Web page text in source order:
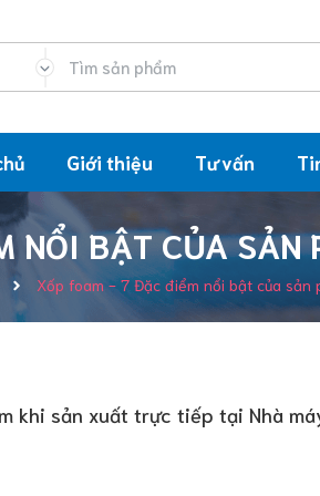
Giới thiệu Tư vấn
BẬT CỦA SẢN
Xốp foam - 7 Đặc điểm nổi bật của sản
sản xuất trực tiếp tại Nhà